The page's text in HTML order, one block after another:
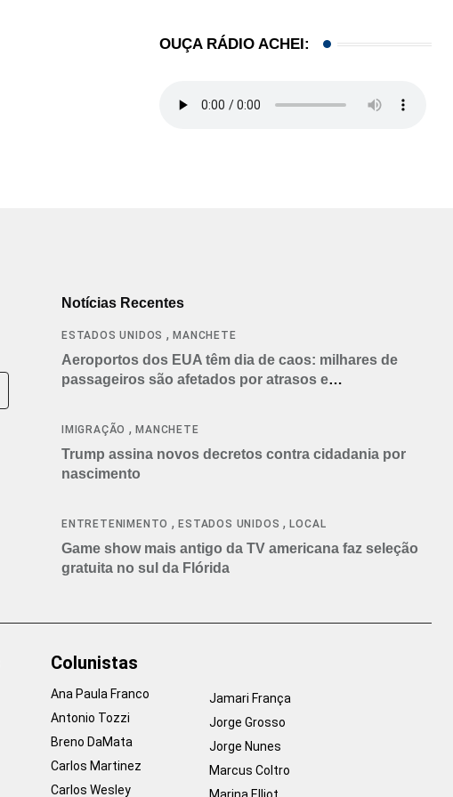
OUÇA RÁDIO ACHEI:
Notícias Recentes
ESTADOS UNIDOS ,MANCHETE
Aeroportos dos EUA têm dia de caos: milhares de
passageiros são afetados por atrasos e
IMIGRAÇÃO ,MANCHETE
Trump assina novos decretos contra cidadania por
nascimento
ENTRETENIMENTO ,ESTADOS UNIDOS ,LOCAL
Game show mais antigo da TV americana faz seleção
gratuita no sul da Flórida
Colunistas
Ana Paula Franco
Antonio Tozzi
Breno DaMata
Carlos Martinez
Carlos Wesley
Jamari França
Jorge Grosso
Jorge Nunes
Marcus Coltro